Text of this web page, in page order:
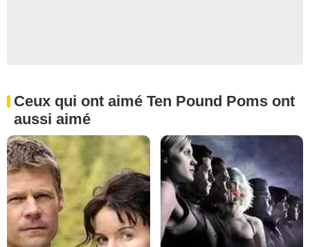
Ceux qui ont aimé Ten Pound Poms ont
aussi aimé